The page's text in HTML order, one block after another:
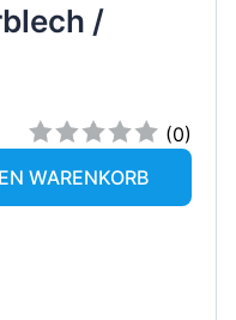
/
(0)
WARENKORB